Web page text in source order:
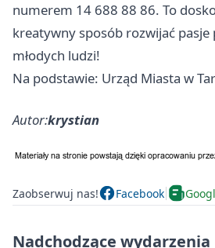
numerem 14 688 88 86. To
kreatywny sposób rozwijać
młodych ludzi!
Na podstawie: Urząd Miasta w
Autor:krystian
Zaobserwuj nas! Facebook
Nadchodzące wydarzenia